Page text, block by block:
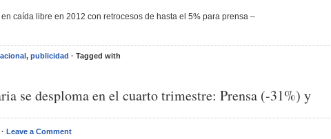
caída libre en 2012 con retrocesos de hasta el 5% para prensa –
, publicidad · Tagged with
se desploma en el cuarto trimestre: Prensa (-31%) y
· Leave a Comment